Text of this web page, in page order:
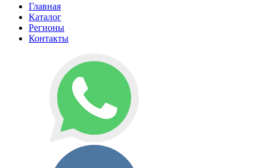
Главная
Каталог
Регионы
Контакты